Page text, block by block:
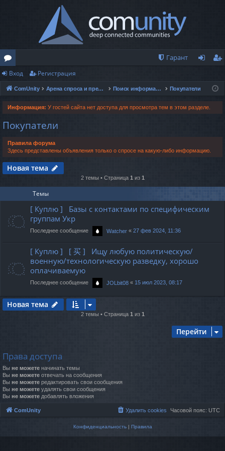
о
ру
м
ы
Гарант
ис
Вход Регистрация
ComUnity Арена спроса и предложений Поиск информации и данных Покупатели
Информация: У гостей сайта нет доступа для просмотра тем в этом разделе.
Покупатели
Правила форума
Здесь представлены объявления только о спросе на какую-либо информацию.
Новая тема
2 темы • Страница 1 из 1
Темы
[ Куплю ] Базы с контактами по специфическим
группам Укр
Последнее сообщение Watcher « 27 фев 2024, 11:36
[ Куплю ] [ 买 ] Ищу любую политическую/
военную/технологическую разведку, хорошо
оплачиваемую
Последнее сообщение JOLbit08 « 15 июл 2023, 08:17
Новая тема
2 темы • Страница 1 из 1
Перейти
Права доступа
Вы не можете начинать темы
Вы не можете отвечать на сообщения
Вы не можете редактировать свои сообщения
Вы не можете удалять свои сообщения
Вы не можете добавлять вложения
ComUnity Часовой пояс: UTC
Удалить cookies
Конфиденциальность| Правила